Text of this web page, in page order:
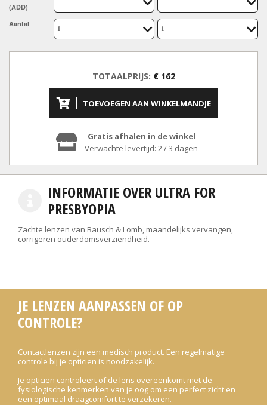
(ADD)
Aantal
TOTAALPRIJS: € 162
TOEVOEGEN AAN WINKELMANDJE
Gratis afhalen in de winkel
Verwachte levertijd: 2 / 3 dagen
INFORMATIE OVER ULTRA FOR
PRESBYOPIA
Zachte lenzen van Bausch & Lomb, maandelijks vervangen,
corrigeren ouderdomsverziendheid.
JE LENZEN AANPASSEN OF OP
CONTROLE?
Contactlenzen zijn een medisch product. Een regelmatige
controle bij je opticien is noodzakelijk.
Je opticien controleert of de lens overeenkomt met de
fysiologische kenmerken van je oog om een perfect zicht en
een optimaal draagcomfort te verzekeren.